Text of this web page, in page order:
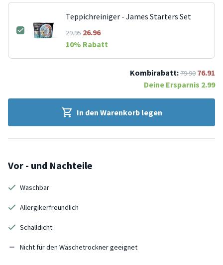
Teppichreiniger - James Starters Set
29.9526.96
10% Rabatt
Kombirabatt:79.90 76.91
Deine Ersparnis 2.99
In den Warenkorb legen
Vor - und Nachteile
Waschbar
Allergikerfreundlich
Schalldicht
Nicht für den Wäschetrockner geeignet